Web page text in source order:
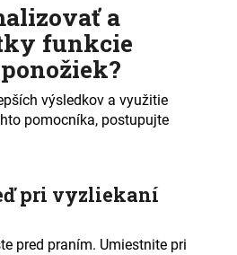
a
funkcie
výsledkov a využitie
pomocníka, postupujte
pri vyzliekaní
pred praním. Umiestnite pri